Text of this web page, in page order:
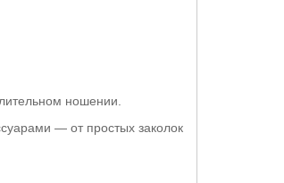
ношении.
— от простых заколок